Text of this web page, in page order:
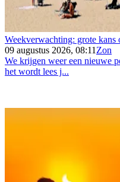
Weekverwachting: grote
09 augustus 2026, 08:11 Zon
We krijgen weer een nieuwe
het wordt lees j...